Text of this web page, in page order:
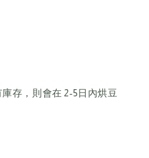
存，則會在 2-5日內烘豆